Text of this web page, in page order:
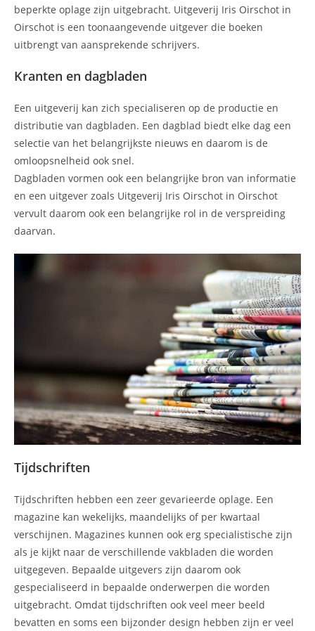
beperkte oplage zijn uitgebracht. Uitgeverij Iris Oirschot in
Oirschot is een toonaangevende uitgever die boeken
uitbrengt van aansprekende schrijvers.
Kranten en dagbladen
Een uitgeverij kan zich specialiseren op de productie en
distributie van dagbladen. Een dagblad biedt elke dag een
selectie van het belangrijkste nieuws en daarom is de
omloopsnelheid ook snel.
Dagbladen vormen ook een belangrijke bron van informatie
en een uitgever zoals Uitgeverij Iris Oirschot in Oirschot
vervult daarom ook een belangrijke rol in de verspreiding
daarvan.
Tijdschriften
Tijdschriften hebben een zeer gevarieerde oplage. Een
magazine kan wekelijks, maandelijks of per kwartaal
verschijnen. Magazines kunnen ook erg specialistische zijn
als je kijkt naar de verschillende vakbladen die worden
uitgegeven. Bepaalde uitgevers zijn daarom ook
gespecialiseerd in bepaalde onderwerpen die worden
uitgebracht. Omdat tijdschriften ook veel meer beeld
bevatten en soms een bijzonder design hebben zijn er veel